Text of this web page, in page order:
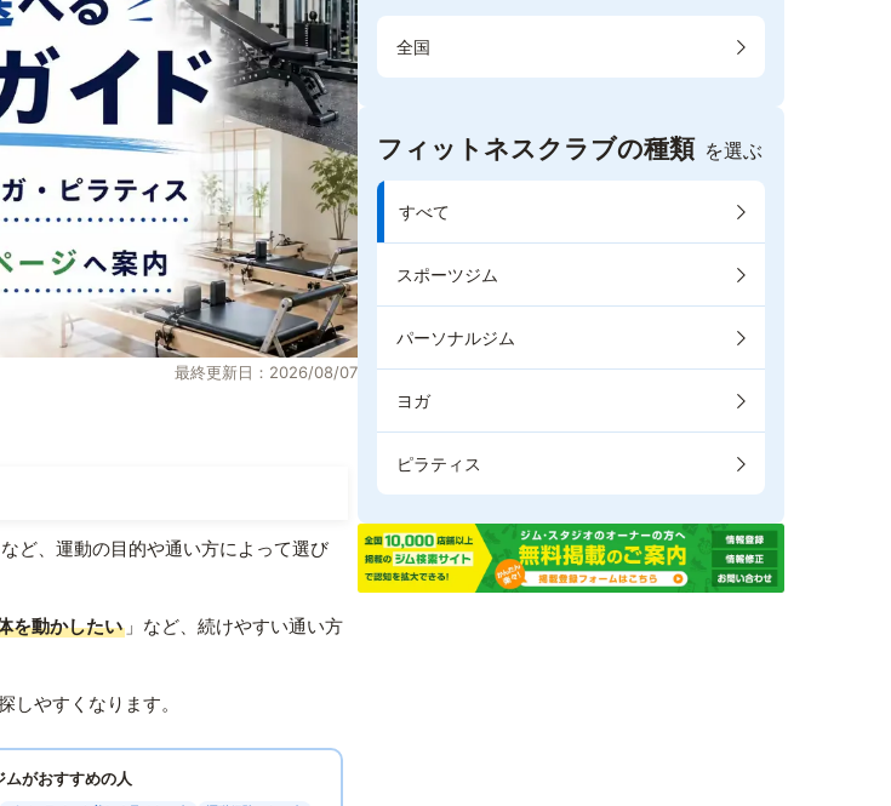
最終更新日：2026/08/07
ど、運動の目的や通い方によって選び
を動かしたい 」など、続けやすい通い方
しやすくなります。
ムがおすすめの人
全国
フィットネスクラブの種類 を選ぶ
すべて
スポーツジム
パーソナルジム
ヨガ
ピラティス